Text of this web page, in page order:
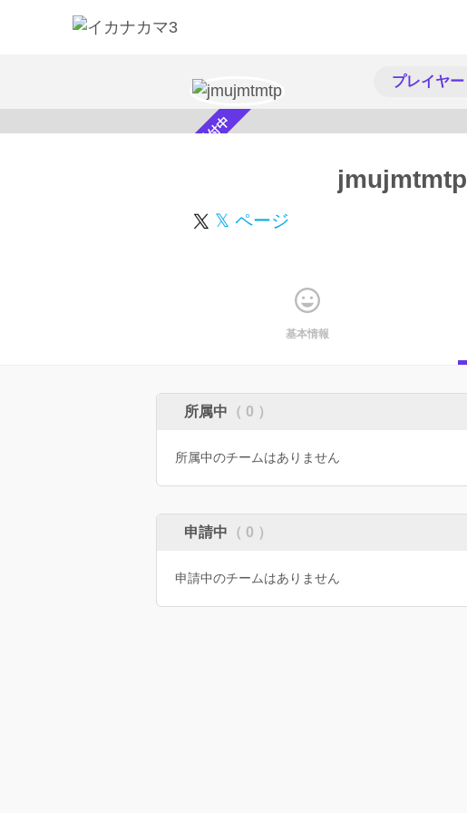
プレイヤー
スカウト受付中 jmujmtmtp
𝕏 ページ
基本情報
所属中 （ 0 ）
所属中のチームはありません
申請中 （ 0 ）
申請中のチームはありません